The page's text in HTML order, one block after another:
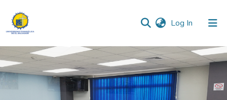
Log In (current)
Communities & Collections
All of DSpace